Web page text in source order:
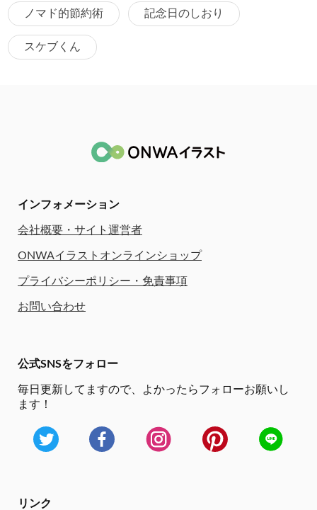
ノマド的節約術 記念日のしおり
スケブくん
インフォメーション
会社概要・サイト運営者
ONWAイラストオンラインショップ
プライバシーポリシー・免責事項
お問い合わせ
公式SNSをフォロー
毎日更新してますので、
よかったらフォローお願いし
ます！
リンク